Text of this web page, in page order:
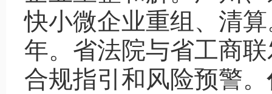
快小微企业重组、清
年。省法院与省工商
合规指引和风险预警。